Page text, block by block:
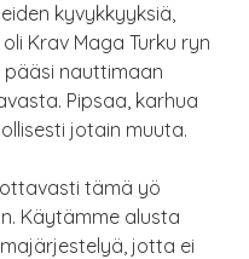
kyvykkyyksiä,
Krav Maga Turku ryn
pääsi nauttimaan
Pipsaa, karhua
jotain muuta.
tämä yö
Käytämme alusta
jotta ei